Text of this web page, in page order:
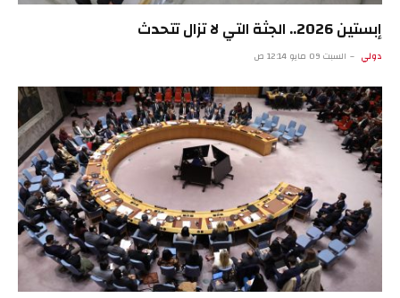
إبستين 2026.. الجثة التي لا تزال تتحدث
دولي السبت 09 مايو 12:14 ص